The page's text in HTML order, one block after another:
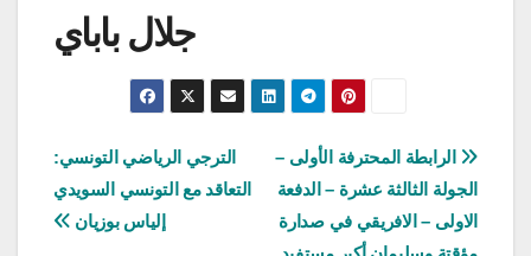
جلال باباي
تصفّح
المقالات
الترجي الرياضي التونسي:
التعاقد مع التونسي السويدي
إلياس بوزيان
الرابطة المحترفة الأولى –
الجولة الثالثة عشرة – الدفعة
الاولى – الافريقي في صدارة